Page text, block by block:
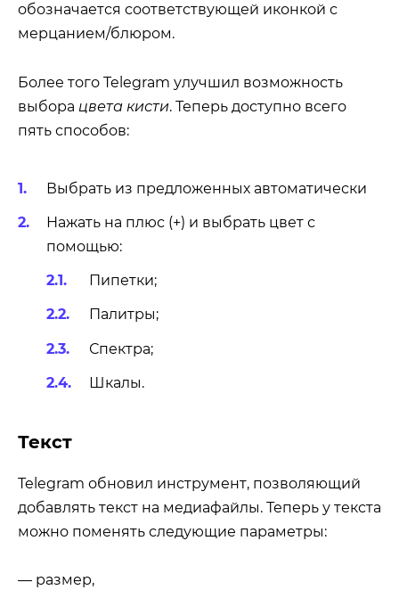
обозначается соответствующей иконкой с
мерцанием/блюром.
Более того Telegram улучшил возможность
выбора цвета кисти. Теперь доступно всего
пять способов:
Выбрать из предложенных автоматически
Нажать на плюс (+) и выбрать цвет с
помощью:
Пипетки;
Палитры;
Спектра;
Шкалы.
Текст
Telegram обновил инструмент, позволяющий
добавлять текст на медиафайлы. Теперь у текста
можно поменять следующие параметры:
— размер,